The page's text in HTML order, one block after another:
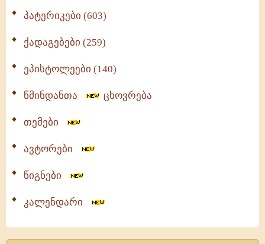
პატერიკები (603)
ქადაგებები (259)
ეპისტოლეები (140)
წმინდანთა ცხოვრება
თემები
ავტორები
წიგნები
კალენდარი